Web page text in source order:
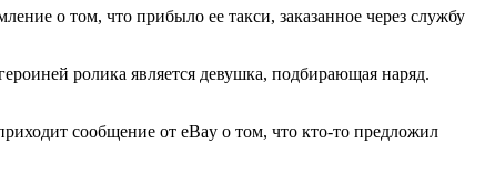
о том, что прибыло ее такси, заказанное через службу
ролика является девушка, подбирающая наряд.
сообщение от eBay о том, что кто-то предложил